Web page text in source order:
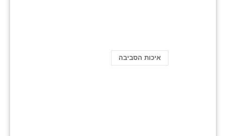
איכות הסביבה